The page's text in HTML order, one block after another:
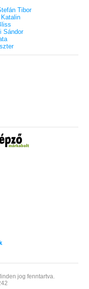
Tibor
Katalin
Sándor
jog fenntartva.